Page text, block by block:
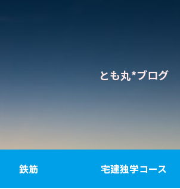
とも丸*ブログ
鉄筋 宅建独学コース